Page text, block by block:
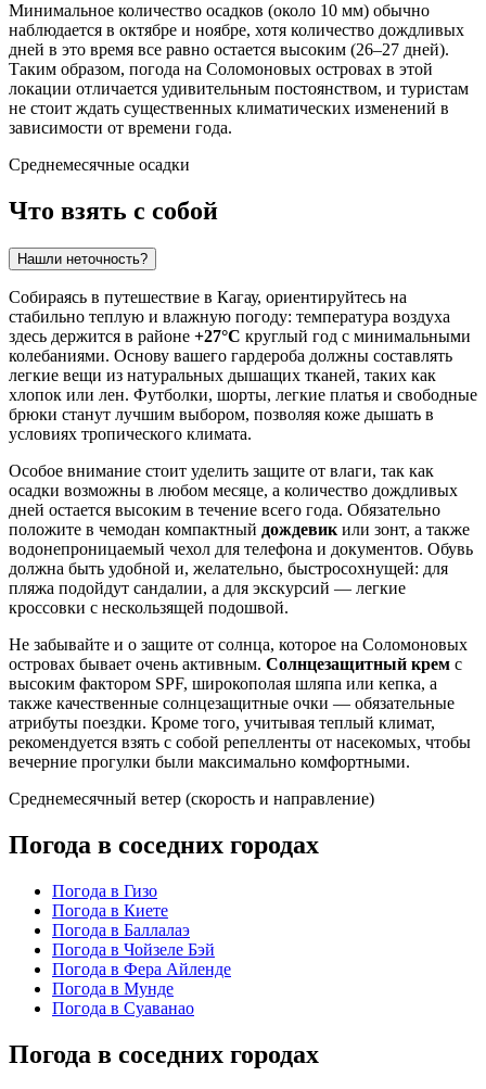
Минимальное количество осадков (около 10 мм) обычно
наблюдается в октябре и ноябре, хотя количество дождливых
дней в это время все равно остается высоким (26–27 дней).
Таким образом, погода на Соломоновых островах в этой
локации отличается удивительным постоянством, и туристам
не стоит ждать существенных климатических изменений в
зависимости от времени года.
Среднемесячные осадки
Что взять с собой
Нашли неточность?
Собираясь в путешествие в Кагау, ориентируйтесь на
стабильно теплую и влажную погоду: температура воздуха
здесь держится в районе +27°C круглый год с минимальными
колебаниями. Основу вашего гардероба должны составлять
легкие вещи из натуральных дышащих тканей, таких как
хлопок или лен. Футболки, шорты, легкие платья и свободные
брюки станут лучшим выбором, позволяя коже дышать в
условиях тропического климата.
Особое внимание стоит уделить защите от влаги, так как
осадки возможны в любом месяце, а количество дождливых
дней остается высоким в течение всего года. Обязательно
положите в чемодан компактный дождевик или зонт, а также
водонепроницаемый чехол для телефона и документов. Обувь
должна быть удобной и, желательно, быстросохнущей: для
пляжа подойдут сандалии, а для экскурсий — легкие
кроссовки с нескользящей подошвой.
Не забывайте и о защите от солнца, которое на Соломоновых
островах бывает очень активным. Солнцезащитный крем с
высоким фактором SPF, широкополая шляпа или кепка, а
также качественные солнцезащитные очки — обязательные
атрибуты поездки. Кроме того, учитывая теплый климат,
рекомендуется взять с собой репелленты от насекомых, чтобы
вечерние прогулки были максимально комфортными.
Среднемесячный ветер (скорость и направление)
Погода в соседних городах
Погода в Гизо
Погода в Киете
Погода в Баллалаэ
Погода в Чойзеле Бэй
Погода в Фера Айленде
Погода в Мунде
Погода в Суаванао
Погода в соседних городах